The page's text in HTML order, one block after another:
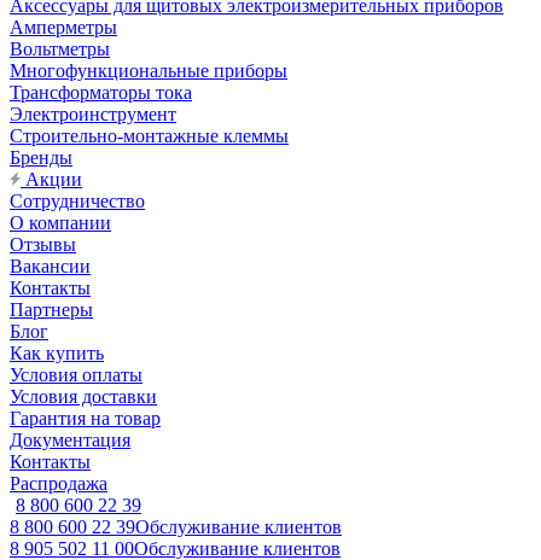
Аксессуары для щитовых электроизмерительных приборов
Амперметры
Вольтметры
Многофункциональные приборы
Трансформаторы тока
Электроинструмент
Строительно-монтажные клеммы
Бренды
Акции
Сотрудничество
О компании
Отзывы
Вакансии
Контакты
Партнеры
Блог
Как купить
Условия оплаты
Условия доставки
Гарантия на товар
Документация
Контакты
Распродажа
8 800 600 22 39
8 800 600 22 39Обслуживание клиентов
8 905 502 11 00Обслуживание клиентов